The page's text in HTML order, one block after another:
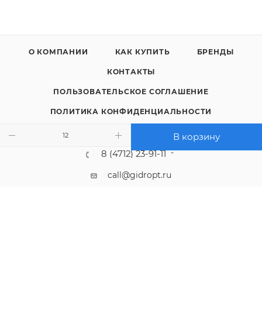
В корзину
О КОМПАНИИ КАК КУПИТЬ БРЕНДЫ
КОНТАКТЫ
ПОЛЬЗОВАТЕЛЬСКОЕ СОГЛАШЕНИЕ
ПОЛИТИКА КОНФИДЕНЦИАЛЬНОСТИ
8 (4712) 23-91-11
call@gidropt.ru